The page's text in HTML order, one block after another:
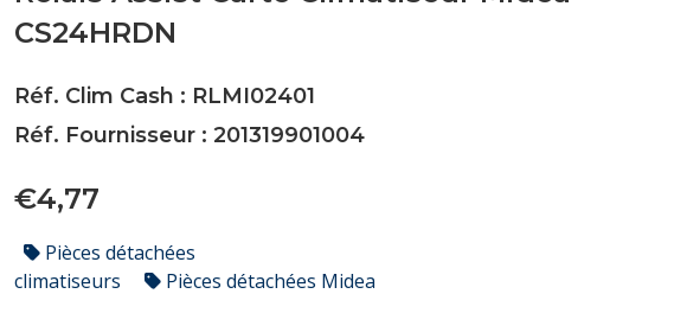
CS24HRDN
Réf. Clim Cash : RLMI02401
Réf. Fournisseur : 201319901004
€4,77
Pièces détachées
climatiseurs
Pièces détachées Midea